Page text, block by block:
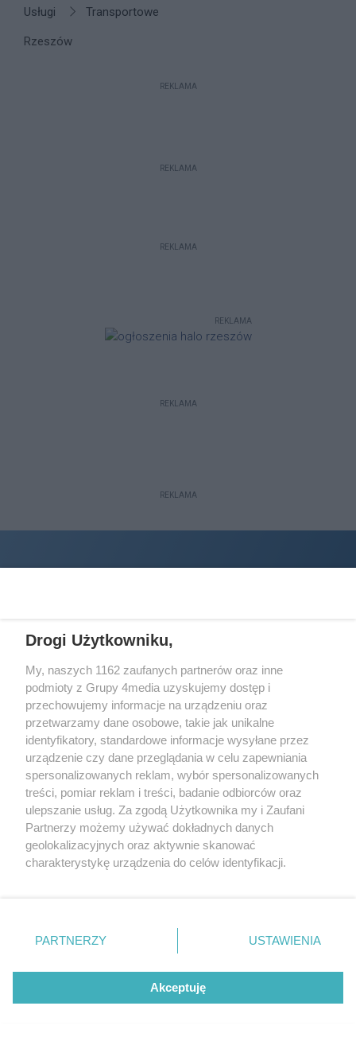
Usługi Transportowe
Rzeszów
REKLAMA
REKLAMA
REKLAMA
REKLAMA
REKLAMA
REKLAMA
Wydawcąhalorzeszow.pljest:
STOWARZYSZENIE INICJATYW SPOŁECZNYCH PERSPEKTYWA
Adres do korespondencji:
ul. Piastów 3/2035-077 Rzeszów
kontakt@halorzeszow.pl
Redakcja Reklama Kontakt
Patronat medialny
Regulamin portalu
Polityka prywatności
Instagram.com
Tiktok.comYoutube.com
przygotowany przez
Drogi Użytkowniku,
My, naszych 1162 zaufanych partnerów oraz inne
podmioty z Grupy 4media uzyskujemy dostęp i
przechowujemy informacje na urządzeniu oraz
przetwarzamy dane osobowe, takie jak unikalne
identyfikatory, standardowe informacje wysyłane przez
urządzenie czy dane przeglądania w celu zapewniania
spersonalizowanych reklam, wybór spersonalizowanych
treści, pomiar reklam i treści, badanie odbiorców oraz
ulepszanie usług. Za zgodą Użytkownika my i Zaufani
Partnerzy możemy używać dokładnych danych
geolokalizacyjnych oraz aktywnie skanować
charakterystykę urządzenia do celów identyfikacji.
zmienić/wycofać klikając przycisk ustawień prywatności
użytkownika, ale masz prawo sprzeciwić się takiemu
przetwarzaniu. Preferencje będą miały zastosowania tylko
PARTNERZY USTAWIENIA
Akceptuję